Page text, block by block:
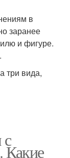
в
заранее
и фигуре.
три вида,
Какие